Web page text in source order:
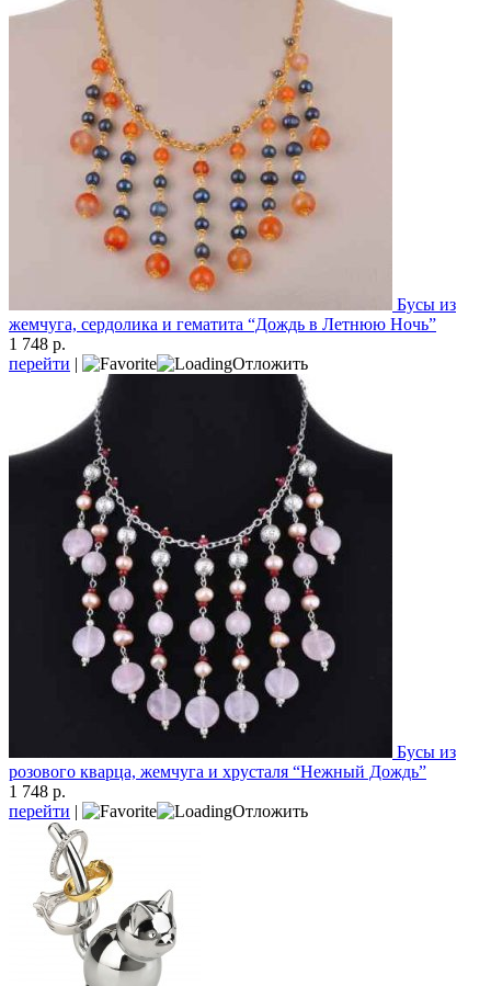
Бусы из
жемчуга, сердолика и гематита “Дождь в Летнюю Ночь”
1 748 р.
перейти | Отложить
Бусы из
розового кварца, жемчуга и хрусталя “Нежный Дождь”
1 748 р.
перейти | Отложить